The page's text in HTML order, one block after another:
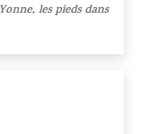
les pieds dans